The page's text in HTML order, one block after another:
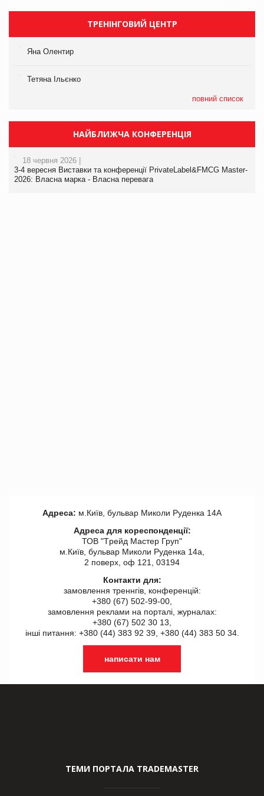
ТРЕНІНГОВИЙ ЦЕНТР
Яна Олентир
Тетяна Ільєнко
повний список
НАЙБЛИЖЧА КОНФЕРЕНЦІЯ
18 червня 2026 |
3-4 вересня Виставки та конференції PrivateLabel&FMCG Master-
2026: Власна марка - Власна перевага
Адреса: м.Київ, бульвар Миколи Руденка 14А
Адреса для кореспонденції:
ТОВ "Tрейд Мастер Груп"
м.Київ, бульвар Миколи Руденка 14а,
2 поверх, оф 121, 03194
Контакти для:
замовлення треннгів, конференцій:
+380 (67) 502-99-00,
замовлення реклами на порталі, журналах:
+380 (67) 502 30 13,
інші питання: +380 (44) 383 92 39, +380 (44) 383 50 34.
написати нам
ТЕМИ ПОРТАЛА TRADEMASTER